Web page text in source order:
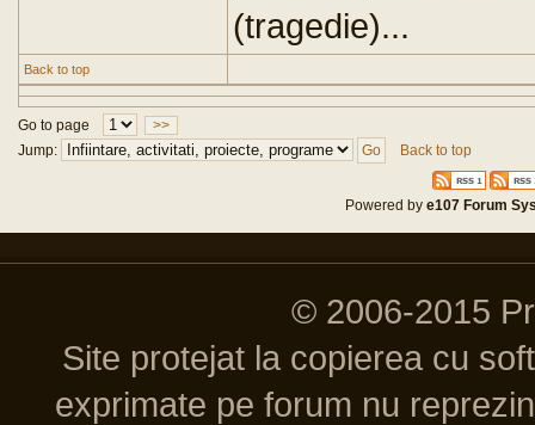
(tragedie)...
Back to top
Go to page
>>
Jump:
Back to top
Powered bye107 Forum
© 2006-2015
Site protejat la copierea cu
exprimate pe forum nu